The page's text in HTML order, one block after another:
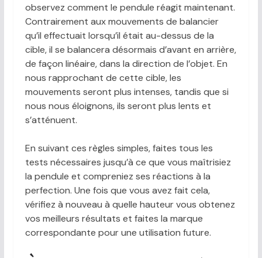
observez comment le pendule réagit maintenant.
Contrairement aux mouvements de balancier
qu’il effectuait lorsqu’il était au-dessus de la
cible, il se balancera désormais d’avant en arrière,
de façon linéaire, dans la direction de l’objet. En
nous rapprochant de cette cible, les
mouvements seront plus intenses, tandis que si
nous nous éloignons, ils seront plus lents et
s’atténuent.
En suivant ces règles simples, faites tous les
tests nécessaires jusqu’à ce que vous maîtrisiez
la pendule et compreniez ses réactions à la
perfection. Une fois que vous avez fait cela,
vérifiez à nouveau à quelle hauteur vous obtenez
vos meilleurs résultats et faites la marque
correspondante pour une utilisation future.